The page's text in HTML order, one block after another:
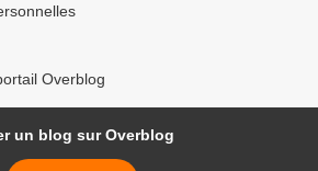
Overblog
un blog sur Overblog